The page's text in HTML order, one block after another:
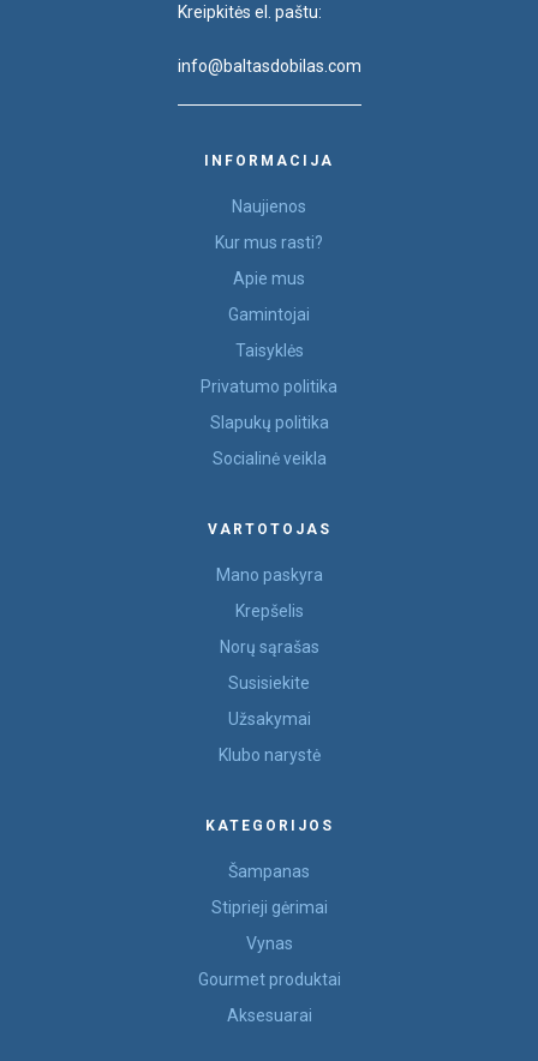
Kreipkitės el. paštu:
info@baltasdobilas.com
INFORMACIJA
Naujienos
Kur mus rasti?
Apie mus
Gamintojai
Taisyklės
Privatumo politika
Slapukų politika
Socialinė veikla
VARTOTOJAS
Mano paskyra
Krepšelis
Norų sąrašas
Susisiekite
Užsakymai
Klubo narystė
KATEGORIJOS
Šampanas
Stiprieji gėrimai
Vynas
Gourmet produktai
Aksesuarai